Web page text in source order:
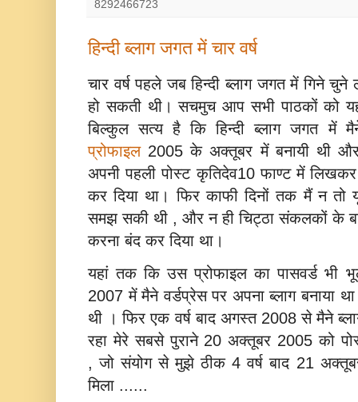
8292466723
हिन्‍दी ब्‍लाग जगत में चार वर्ष
चार वर्ष पहले जब हिन्‍दी ब्‍लाग जगत में गिने
हो सकती थी। सचमुच आप सभी पाठकों को
बिल्‍कुल सत्‍य है कि हिन्‍दी ब्‍लाग जगत में
प्रोफाइल2005 के अक्‍तूबर में बनायी थी और
अपनी पहली पोस्‍ट कृतिदेव10 फाण्‍ट में
कर दिया था। फिर काफी दिनों तक मैं न तो
समझ सकी थी , और न ही चिट्ठा संकलकों के
करना बंद कर दिया था।
यहां तक कि उस प्रोफाइल का पासवर्ड भी
2007 में मैने वर्डप्रेस पर अपना ब्‍लाग बनाया
थी । फिर एक वर्ष बाद अगस्‍त 2008 से मैने
रहा मेरे सबसे पुराने 20 अक्‍तूबर 2005 को
, जो संयोग से मुझे ठीक 4 वर्ष बाद 21
मिला ......